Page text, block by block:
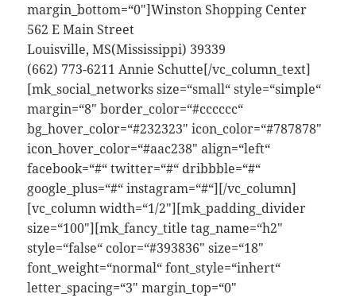
margin_bottom=“0″]Winston Shopping Center
562 E Main Street
Louisville, MS(Mississippi) 39339
(662) 773-6211 Annie Schutte[/vc_column_text]
[mk_social_networks size=“small“ style=“simple“
margin=“8″ border_color=“#cccccc“
bg_hover_color=“#232323″ icon_color=“#787878″
icon_hover_color=“#aac238″ align=“left“
facebook=“#“ twitter=“#“ dribbble=“#“
google_plus=“#“ instagram=“#“][/vc_column]
[vc_column width=“1/2″][mk_padding_divider
size=“100″][mk_fancy_title tag_name=“h2″
style=“false“ color=“#393836″ size=“18″
font_weight=“normal“ font_style=“inhert“
letter_spacing=“3″ margin_top=“0″